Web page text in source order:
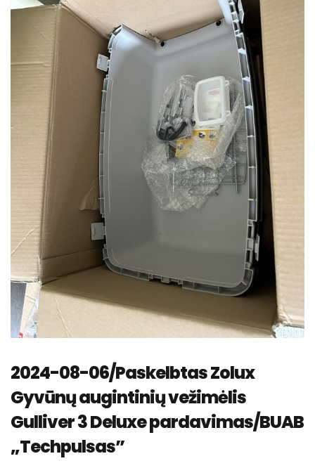
2024-08-06/Paskelbtas Zolux
Gyvūnų augintinių vežimėlis
Gulliver 3 Deluxe pardavimas/BUAB
„Techpulsas”